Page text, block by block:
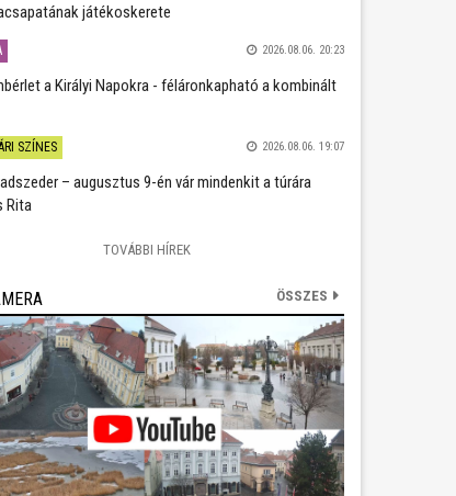
játékoskerete
2026.08.06. 20:23
a Királyi Napokra - féláronkapható a kombinált
SZÍNES 2026.08.06. 19:07
– augusztus 9-én vár mindenkit a túrára
Rita
TOVÁBBI HÍREK
ÖSSZES